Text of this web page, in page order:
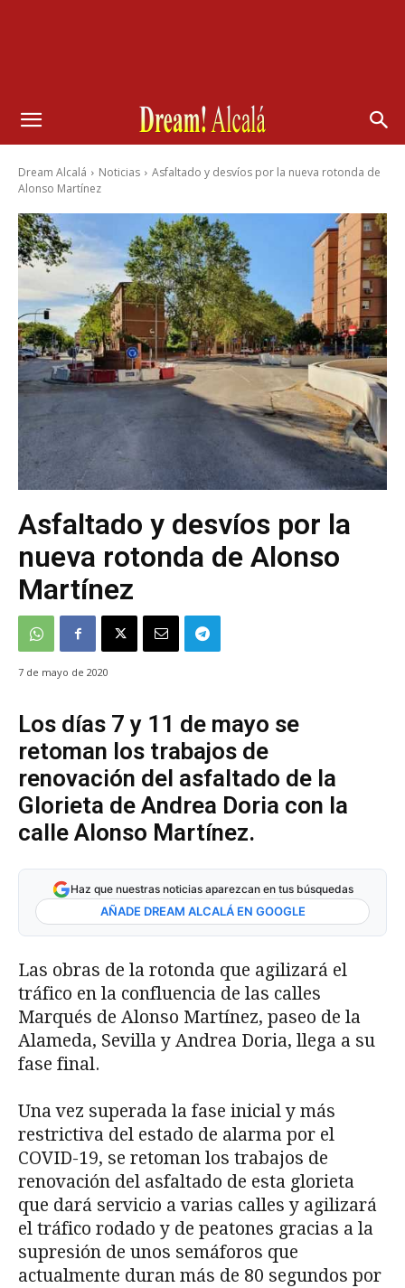
Dream Alcalá Noticias
Asfaltado y desvíos por la nueva rotonda de
Alonso Martínez
Asfaltado y desvíos por la
nueva rotonda de Alonso
Martínez
7 de mayo de 2020
Los días 7 y 11 de mayo se
retoman los trabajos de
renovación del asfaltado de la
Glorieta de Andrea Doria con la
calle Alonso Martínez.
Haz que nuestras noticias aparezcan en tus búsquedas
AÑADE DREAM ALCALÁ EN GOOGLE
Las obras de la rotonda que agilizará el
tráfico en la confluencia de las calles
Marqués de Alonso Martínez, paseo de la
Alameda, Sevilla y Andrea Doria, llega a su
fase final.
Una vez superada la fase inicial y más
restrictiva del estado de alarma por el
COVID-19, se retoman los trabajos de
renovación del asfaltado de esta glorieta
que dará servicio a varias calles y agilizará
el tráfico rodado y de peatones gracias a la
supresión de unos semáforos que
actualmente duran más de 80 segundos por